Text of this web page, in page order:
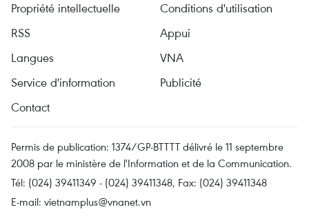
Propriété intellectuelle
Conditions d'utilisation
RSS
Appui
Langues
VNA
Service d'information
Publicité
Contact
Permis de publication: 1374/GP-BTTTT délivré le 11 septembre
2008 par le ministère de l'Information et de la Communication.
Tél: (024) 39411349 - (024) 39411348, Fax: (024) 39411348
E-mail: vietnamplus@vnanet.vn